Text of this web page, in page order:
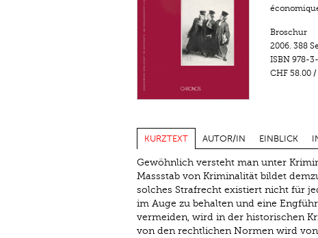
Broschur
2006. 388
ISBN 978-
CHF 58.00/
KURZTEXT AUTOR/IN EINBLICK
Gewöhnlich versteht man unter
Massstab von Kriminalität bildet
solches Strafrecht existiert nicht für
im Auge zu behalten und eine
vermeiden, wird in der historischen
von den rechtlichen Normen wird